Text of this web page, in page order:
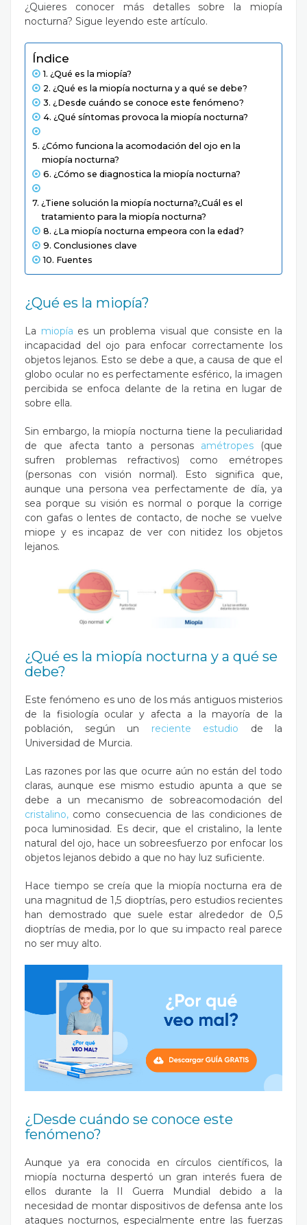
¿Quieres conocer más detalles sobre la miopía
nocturna? Sigue leyendo este artículo.
Índice
¿Qué es la miopía?
¿Qué es la miopía nocturna y a qué se debe?
¿Desde cuándo se conoce este fenómeno?
¿Qué síntomas provoca la miopía nocturna?
¿Cómo funciona la acomodación del ojo en la
miopía nocturna?
¿Cómo se diagnostica la miopía nocturna?
¿Tiene solución la miopía nocturna?¿Cuál es el
tratamiento para la miopía nocturna?
¿La miopía nocturna empeora con la edad?
Conclusiones clave
Fuentes
¿Qué es la miopía?
La miopía es un problema visual que consiste en la
incapacidad del ojo para enfocar correctamente los
objetos lejanos. Esto se debe a que, a causa de que el
globo ocular no es perfectamente esférico, la imagen
percibida se enfoca delante de la retina en lugar de
sobre ella.
Sin embargo, la miopía nocturna tiene la peculiaridad
de que afecta tanto a personas amétropes (que
sufren problemas refractivos) como emétropes
(personas con visión normal). Esto significa que,
aunque una persona vea perfectamente de día, ya
sea porque su visión es normal o porque la corrige
con gafas o lentes de contacto, de noche se vuelve
miope y es incapaz de ver con nitidez los objetos
lejanos.
¿Qué es la miopía nocturna y a qué se
debe?
Este fenómeno es uno de los más antiguos misterios
de la fisiología ocular y afecta a la mayoría de la
población, según un reciente estudio de la
Universidad de Murcia.
Las razones por las que ocurre aún no están del todo
claras, aunque ese mismo estudio apunta a que se
debe a un mecanismo de sobreacomodación del
cristalino, como consecuencia de las condiciones de
poca luminosidad. Es decir, que el cristalino, la lente
natural del ojo, hace un sobreesfuerzo por enfocar los
objetos lejanos debido a que no hay luz suficiente.
Hace tiempo se creía que la miopía nocturna era de
una magnitud de 1,5 dioptrías, pero estudios recientes
han demostrado que suele estar alrededor de 0,5
dioptrías de media, por lo que su impacto real parece
no ser muy alto.
¿Desde cuándo se conoce este
fenómeno?
Aunque ya era conocida en círculos científicos, la
miopía nocturna despertó un gran interés fuera de
ellos durante la II Guerra Mundial debido a la
necesidad de montar dispositivos de defensa ante los
ataques nocturnos, especialmente entre las fuerzas